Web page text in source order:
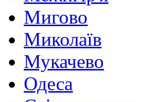
Мигово
Миколаїв
Мукачево
Одеса